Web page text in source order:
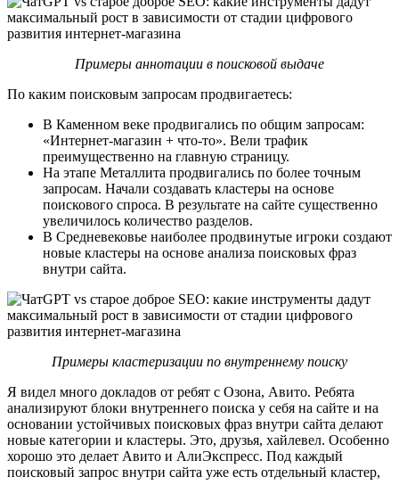
Примеры аннотации в поисковой выдаче
По каким поисковым запросам продвигаетесь:
В Каменном веке продвигались по общим запросам:
«Интернет-магазин + что-то». Вели трафик
преимущественно на главную страницу.
На этапе Металлита продвигались по более точным
запросам. Начали создавать кластеры на основе
поискового спроса. В результате на сайте существенно
увеличилось количество разделов.
В Средневековье наиболее продвинутые игроки создают
новые кластеры на основе анализа поисковых фраз
внутри сайта.
Примеры кластеризации по внутреннему поиску
Я видел много докладов от ребят с Озона, Авито. Ребята
анализируют блоки внутреннего поиска у себя на сайте и на
основании устойчивых поисковых фраз внутри сайта делают
новые категории и кластеры. Это, друзья, хайлевел. Особенно
хорошо это делает Авито и АлиЭкспресс. Под каждый
поисковый запрос внутри сайта уже есть отдельный кластер,